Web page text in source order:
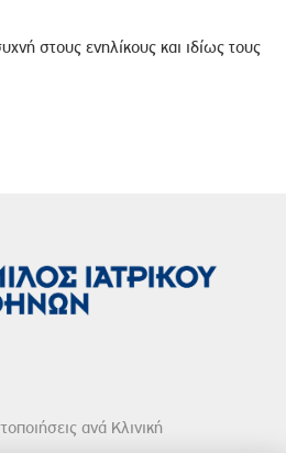
στους ενηλίκους και ιδίως τους
ανά Κλινική